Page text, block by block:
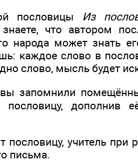
пословицы Из
что автором
народа может знать
каждое слово в
слово, мысль будет
запомнили
пословицу, дополнив
пословицу, учитель при
письма.